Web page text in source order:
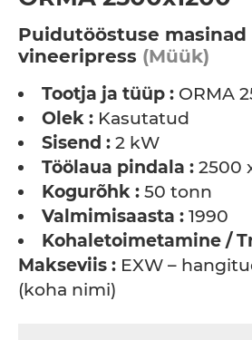
Puidutööstuse masinad
vineeripress (Müük)
Tootja ja tüüp : ORMA
Olek : Kasutatud
Sisend : 2 kW
Töölaua pindala : 2500
Kogurõhk : 50 tonn
Valmimisaasta : 1990
Kohaletoimetamine /
Makseviis : EXW –
(koha nimi)